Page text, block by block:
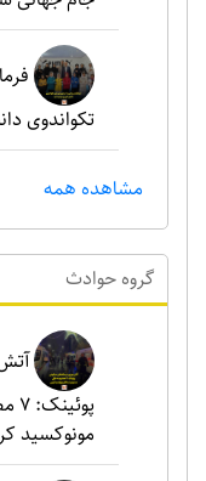
تکواندوی
مشاهده همه
گروه حوادث
مونوکسید